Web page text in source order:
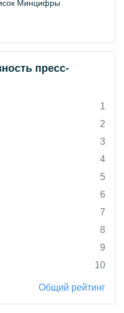
Минцифры
пресс-
1
2
3
4
5
6
7
8
9
10
Общий рейтинг